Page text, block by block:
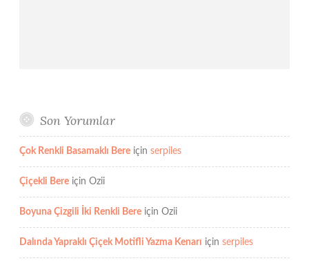
Son Yorumlar
Çok Renkli Basamaklı Bere için serpiles
Çiçekli Bere için Ozii
Boyuna Çizgili İki Renkli Bere için Ozii
Dalında Yapraklı Çiçek Motifli Yazma Kenarı için serpiles